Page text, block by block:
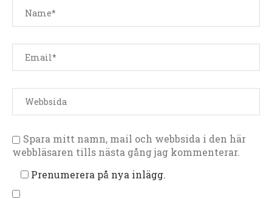
Spara mitt namn, mail och webbsida i den här
webbläsaren tills nästa gång jag kommenterar.
Prenumerera på nya inlägg.